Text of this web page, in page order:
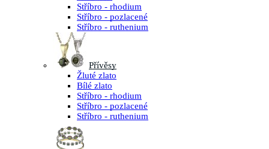
Stříbro - rhodium
Stříbro - pozlacené
Stříbro - ruthenium
Přívěsy
Žluté zlato
Bílé zlato
Stříbro - rhodium
Stříbro - pozlacené
Stříbro - ruthenium